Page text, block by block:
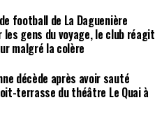
football de La Daguenière
les gens du voyage, le club réagit
malgré la colère
décède après avoir sauté
terrasse du théâtre Le Quai à